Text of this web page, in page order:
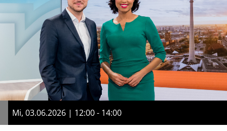
Mi, 03.06.2026 | 12:00 - 14:00